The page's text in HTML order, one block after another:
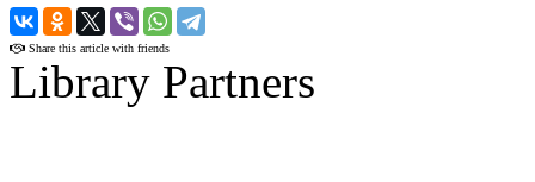
›
Share this article with friends
Library Partners